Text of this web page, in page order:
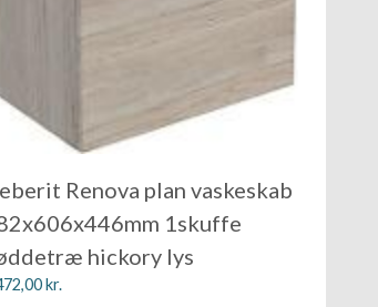
Renova plan vaskeskab
1skuffe
hickory lys
kr.